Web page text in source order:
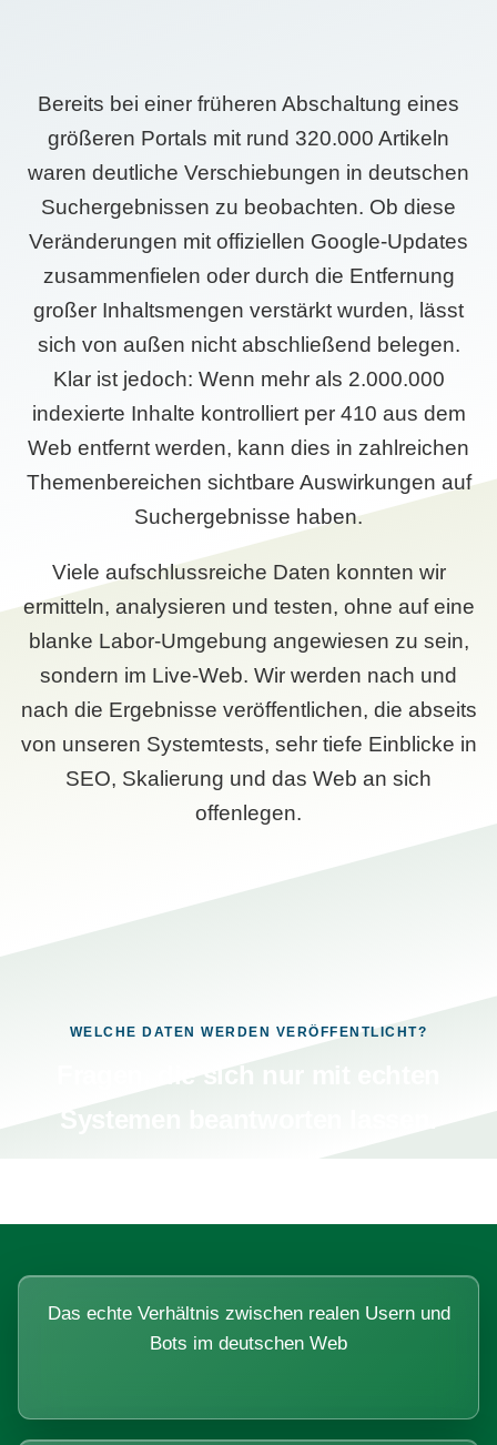
Bereits bei einer früheren Abschaltung eines
größeren Portals mit rund 320.000 Artikeln
waren deutliche Verschiebungen in deutschen
Suchergebnissen zu beobachten. Ob diese
Veränderungen mit offiziellen Google-Updates
zusammenfielen oder durch die Entfernung
großer Inhaltsmengen verstärkt wurden, lässt
sich von außen nicht abschließend belegen.
Klar ist jedoch: Wenn mehr als 2.000.000
indexierte Inhalte kontrolliert per 410 aus dem
Web entfernt werden, kann dies in zahlreichen
Themenbereichen sichtbare Auswirkungen auf
Suchergebnisse haben.
Viele aufschlussreiche Daten konnten wir
ermitteln, analysieren und testen, ohne auf eine
blanke Labor-Umgebung angewiesen zu sein,
sondern im Live-Web. Wir werden nach und
nach die Ergebnisse veröffentlichen, die abseits
von unseren Systemtests, sehr tiefe Einblicke in
SEO, Skalierung und das Web an sich
offenlegen.
WELCHE DATEN WERDEN VERÖFFENTLICHT?
Das echte Verhältnis zwischen realen Usern und
Bots im deutschen Web